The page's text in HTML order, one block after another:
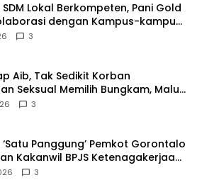
Lokal Berkompeten, Pani Gold
dengan Kampus-kampus
3
Aib, Tak Sedikit Korban
Seksual Memilih Bungkam, Malu
3
Panggung’ Pemkot Gorontalo
Kakanwil BPJS Ketenagakerjaan
3